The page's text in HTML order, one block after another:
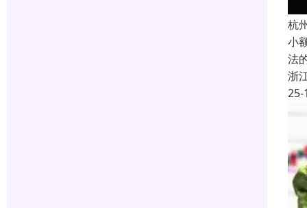
杭
小
法
浙
25-